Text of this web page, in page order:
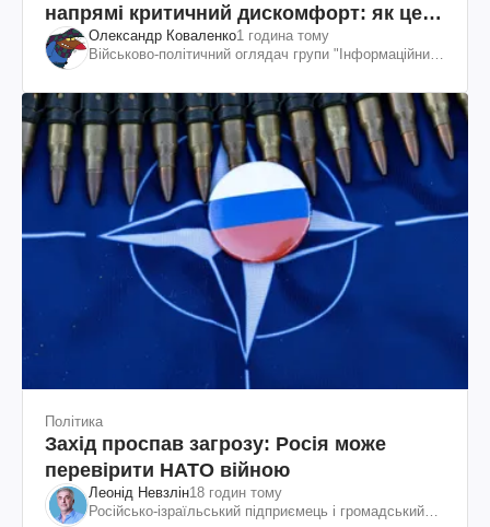
напрямі критичний дискомфорт: як це
вдалосяОлександр Коваленко1 година тому
Військово-політичний оглядач групи "Інформаційний
Політика
Захід проспав загрозу: Росія може
перевірити НАТО війною
Леонід Невзлін18 годин тому
Російсько-ізраїльський підприємець і громадський